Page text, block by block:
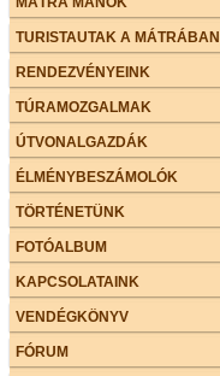
TURISTAUTAK A MÁTRÁBAN
RENDEZVÉNYEINK
TÚRAMOZGALMAK
ÚTVONALGAZDÁK
ÉLMÉNYBESZÁMOLÓK
TÖRTÉNETÜNK
FOTÓALBUM
KAPCSOLATAINK
VENDÉGKÖNYV
FÓRUM